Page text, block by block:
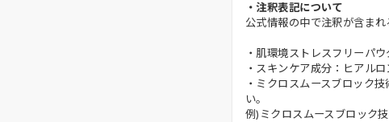
・注釈表記について
公式情報の中で注釈が含ま
・肌環境ストレスフリーパ
・スキンケア成分：ヒアル
・ミクロスムースブロック
い。
例)ミクロスムースブロック